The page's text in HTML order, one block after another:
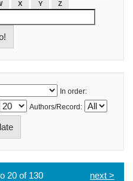
X Y Z
In order:
Authors/Record:
20 of 130 next >